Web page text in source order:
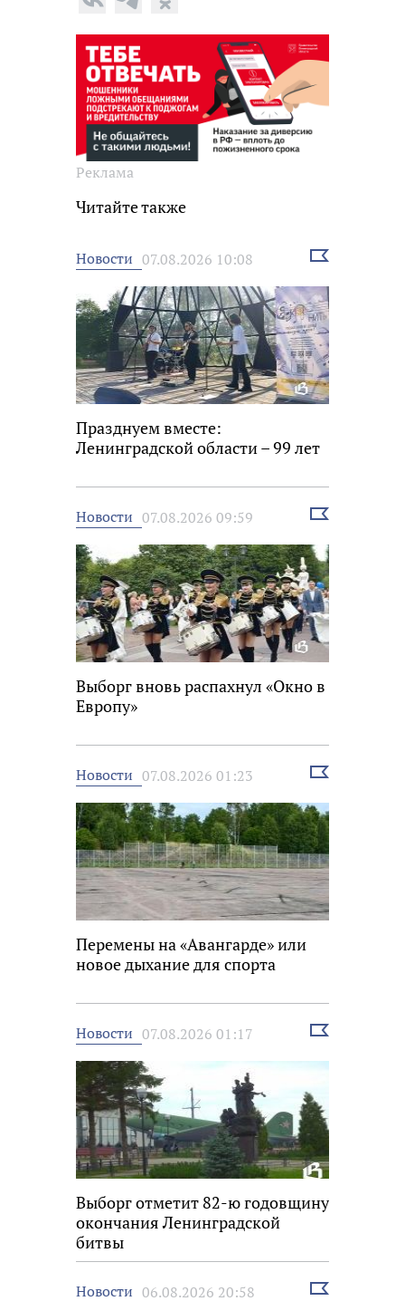
Реклама
Читайте также
Новости 07.08.2026 10:08
Выбрать
Празднуем вместе:
Ленинградской области – 99 лет
Новости 07.08.2026 09:59
Выбрать
Выборг вновь распахнул «Окно в
Европу»
Новости 07.08.2026 01:23
Выбрать
Перемены на «Авангарде» или
новое дыхание для спорта
Новости 07.08.2026 01:17
Выбрать
Выборг отметит 82-ю годовщину
окончания Ленинградской
битвы
Новости 06.08.2026 20:58
Выбрать